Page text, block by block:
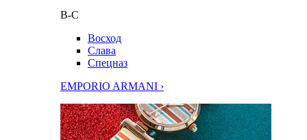
В-С
Восход
Слава
Спецназ
EMPORIO ARMANI ›